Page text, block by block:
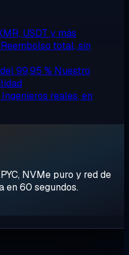
USDT y más
Reembolso total, sin
99,95 % Nuestro
Ingenieros reales, en
NVMe puro y red de
en 60 segundos.